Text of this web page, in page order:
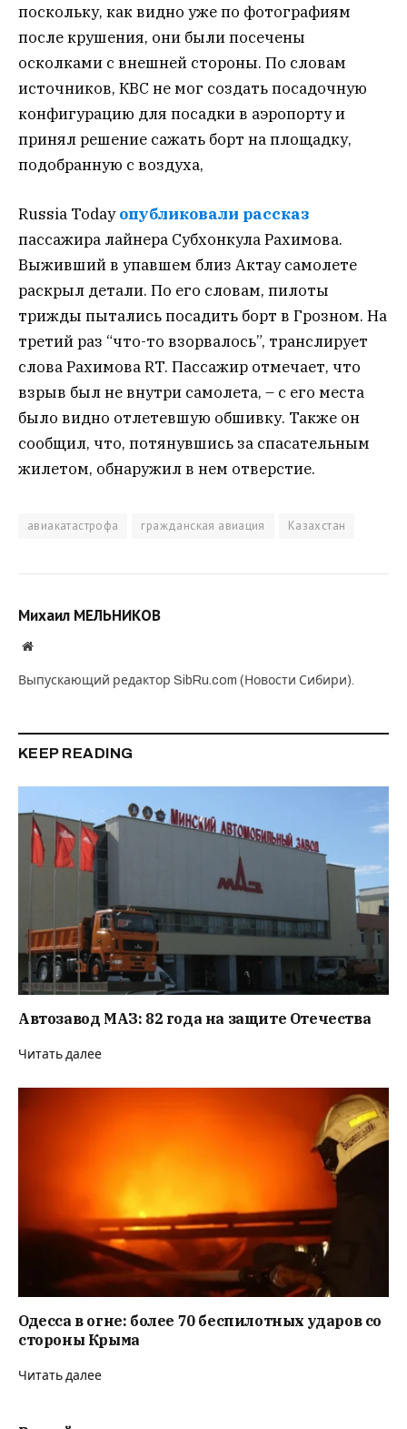
поскольку, как видно уже по фотографиям
после крушения, они были посечены
осколками с внешней стороны. По словам
источников, КВС не мог создать посадочную
конфигурацию для посадки в аэропорту и
принял решение сажать борт на площадку,
подобранную с воздуха,
Russia Todayопубликовали рассказ
пассажира лайнера Субхонкула Рахимова.
Выживший в упавшем близ Актау самолете
раскрыл детали. По его словам, пилоты
трижды пытались посадить борт в Грозном. На
третий раз “что-то взорвалось”, транслирует
слова Рахимова RT. Пассажир отмечает, что
взрыв был не внутри самолета, – с его места
было видно отлетевшую обшивку. Также он
сообщил, что, потянувшись за спасательным
жилетом, обнаружил в нем отверстие.
авиакатастрофа гражданская авиация Казахстан
Михаил МЕЛЬНИКОВ
Website
Выпускающий редактор SibRu.com (Новости Сибири).
KEEP READING
Автозавод МАЗ: 82 года на защите Отечества
Читать далее
Одесса в огне: более 70 беспилотных ударов со
стороны Крыма
Читать далее